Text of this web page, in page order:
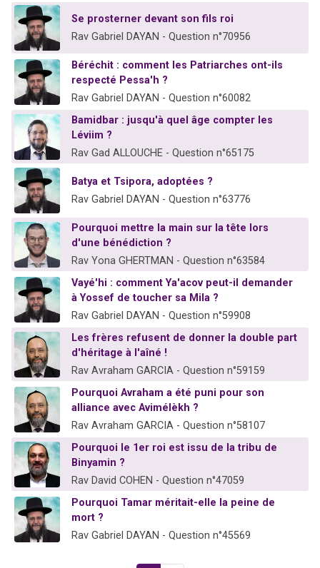
Se prosterner devant son fils roi
Rav Gabriel DAYAN - Question n°70956
Béréchit : comment les Patriarches ont-ils
respecté Pessa'h ?
Rav Gabriel DAYAN - Question n°60082
Bamidbar : jusqu'à quel âge compter les
Léviim ?
Rav Gad ALLOUCHE - Question n°65175
Batya et Tsipora, adoptées ?
Rav Gabriel DAYAN - Question n°63776
Pourquoi mettre la main sur la tête lors
d'une bénédiction ?
Rav Yona GHERTMAN - Question n°63584
Vayé'hi : comment Ya'acov peut-il demander
à Yossef de toucher sa Mila ?
Rav Gabriel DAYAN - Question n°59908
Les frères refusent de donner la double part
d'héritage à l'aîné !
Rav Avraham GARCIA - Question n°59159
Pourquoi Avraham a été puni pour son
alliance avec Avimélèkh ?
Rav Avraham GARCIA - Question n°58107
Pourquoi le 1er roi est issu de la tribu de
Binyamin ?
Rav David COHEN - Question n°47059
Pourquoi Tamar méritait-elle la peine de
mort ?
Rav Gabriel DAYAN - Question n°45569